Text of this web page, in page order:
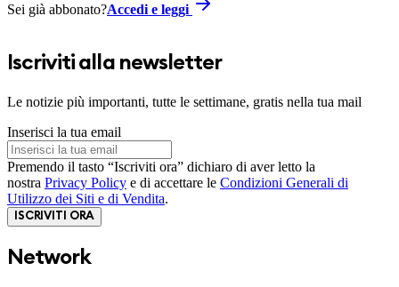
Sei già abbonato?Accedi e leggi
Iscriviti alla newsletter
Le notizie più importanti, tutte le settimane, gratis nella tua mail
Inserisci la tua email
Premendo il tasto “Iscriviti ora” dichiaro di aver letto la
nostra Privacy Policy e di accettare le Condizioni Generali di
Utilizzo dei Siti e di Vendita.
ISCRIVITI ORA
Network